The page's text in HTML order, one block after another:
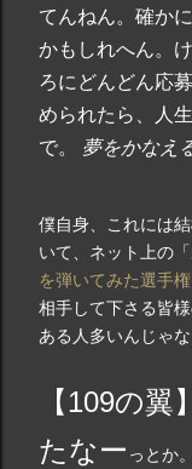
てんねん。確か
かもしれへん。
ろにどんどん応
められたら、人
で。 夢をかなえ
僕自身、これには
いて、ネット上の
を弾いてみた選手権
相手して下さる皆様
ある人多いんじゃ
【109の
たなー っとか。